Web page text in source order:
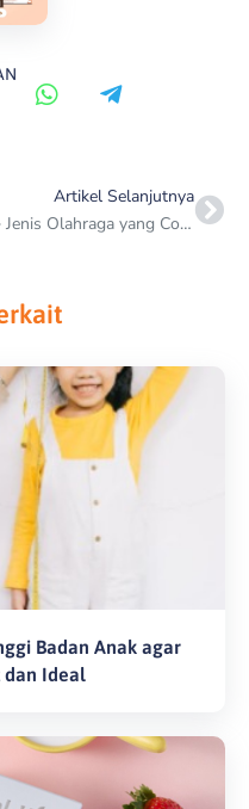
Artikel Selanjutnya
7+ Jenis Olahraga yang Cocok untuk Diet Pemula
Badan Anak agar
dan Ideal